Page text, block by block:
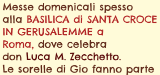
Messe domenicali spesso
alla BASILICA di SANTA CROCE
IN GERUSALEMME a
Roma, dove celebra
don Luca M. Zecchetto.
Le sorelle di Gio fanno parte